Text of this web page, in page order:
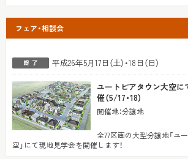
フェア・相談会
平成26年5月17日（土）・18日（日）
ユートピアタウン大空に
催（5/17・18）
開催地：分譲地
全77区画の大型分譲地「ユ
空」にて現地見学会を開催します！